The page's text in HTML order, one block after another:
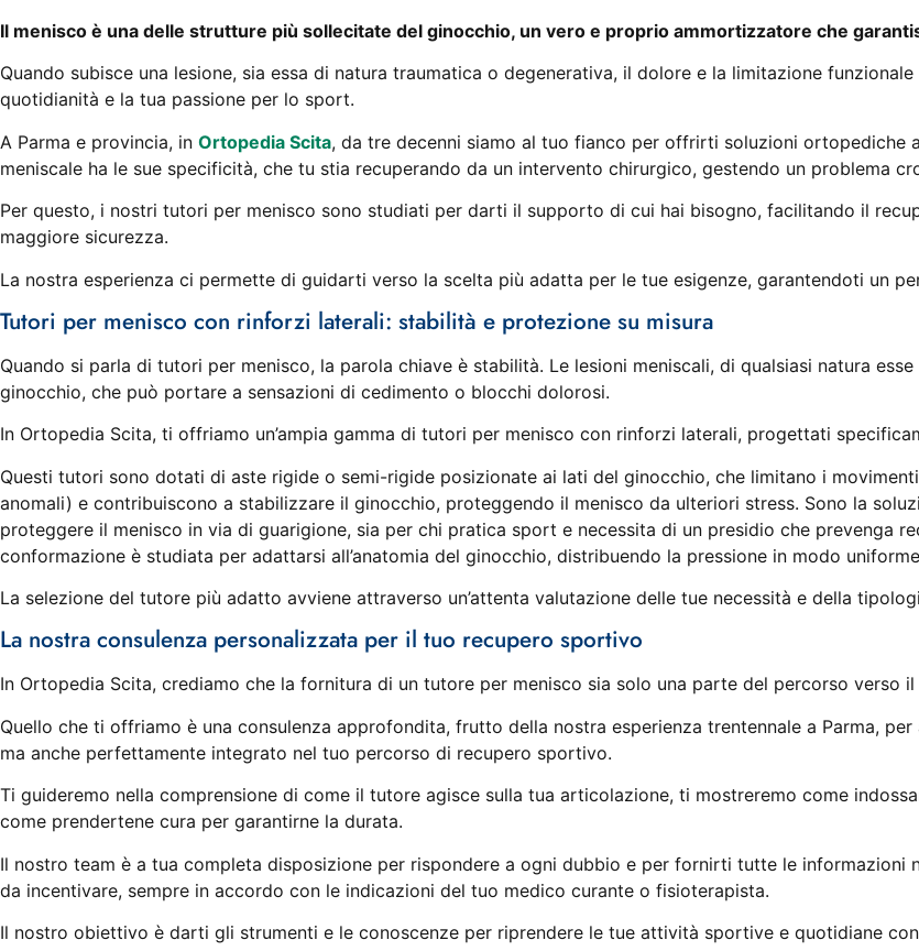
Il menisco è una delle strutture più sollecitate del ginocchio, un vero e proprio ammortizzatore che
Quando subisce una lesione, sia essa di natura traumatica o degenerativa, il dolore e la limitazione
quotidianità e la tua passione per lo sport.
A Parma e provincia, in Ortopedia Scita, da tre decenni siamo al tuo fianco per offrirti soluzioni ortopediche
meniscale ha le sue specificità, che tu stia recuperando da un intervento chirurgico, gestendo un problema
Per questo, i nostri tutori per menisco sono studiati per darti il supporto di cui hai bisogno, facilitando il
maggiore sicurezza.
La nostra esperienza ci permette di guidarti verso la scelta più adatta per le tue esigenze, garantendoti un
Tutori per menisco con rinforzi laterali: stabilità e protezione su misura
Quando si parla di tutori per menisco, la parola chiave è stabilità. Le lesioni meniscali, di qualsiasi natura
ginocchio, che può portare a sensazioni di cedimento o blocchi dolorosi.
In Ortopedia Scita, ti offriamo un’ampia gamma di tutori per menisco con rinforzi laterali, progettati
Questi tutori sono dotati di aste rigide o semi-rigide posizionate ai lati del ginocchio, che limitano i
anomali) e contribuiscono a stabilizzare il ginocchio, proteggendo il menisco da ulteriori stress. Sono la
proteggere il menisco in via di guarigione, sia per chi pratica sport e necessita di un presidio che prevenga
conformazione è studiata per adattarsi all’anatomia del ginocchio, distribuendo la pressione in modo
La selezione del tutore più adatto avviene attraverso un’attenta valutazione delle tue necessità e della
La nostra consulenza personalizzata per il tuo recupero sportivo
In Ortopedia Scita, crediamo che la fornitura di un tutore per menisco sia solo una parte del percorso verso il
Quello che ti offriamo è una consulenza approfondita, frutto della nostra esperienza trentennale a Parma,
ma anche perfettamente integrato nel tuo percorso di recupero sportivo.
Ti guideremo nella comprensione di come il tutore agisce sulla tua articolazione, ti mostreremo come
come prendertene cura per garantirne la durata.
Il nostro team è a tua completa disposizione per rispondere a ogni dubbio e per fornirti tutte le informazioni
da incentivare, sempre in accordo con le indicazioni del tuo medico curante o fisioterapista.
Il nostro obiettivo è darti gli strumenti e le conoscenze per riprendere le tue attività sportive e quotidiane